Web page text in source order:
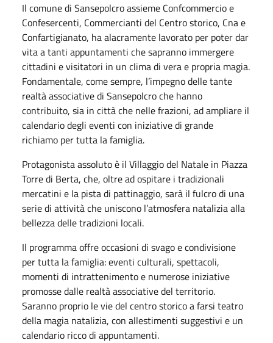
Il comune di Sansepolcro assieme Confcommercio e
Confesercenti, Commercianti del Centro storico, Cna e
Confartigianato, ha alacramente lavorato per poter dar
vita a tanti appuntamenti che sapranno immergere
cittadini e visitatori in un clima di vera e propria magia.
Fondamentale, come sempre, l’impegno delle tante
realtà associative di Sansepolcro che hanno
contribuito, sia in città che nelle frazioni, ad ampliare il
calendario degli eventi con iniziative di grande
richiamo per tutta la famiglia.
Protagonista assoluto è il Villaggio del Natale in Piazza
Torre di Berta, che, oltre ad ospitare i tradizionali
mercatini e la pista di pattinaggio, sarà il fulcro di una
serie di attività che uniscono l’atmosfera natalizia alla
bellezza delle tradizioni locali.
Il programma offre occasioni di svago e condivisione
per tutta la famiglia: eventi culturali, spettacoli,
momenti di intrattenimento e numerose iniziative
promosse dalle realtà associative del territorio.
Saranno proprio le vie del centro storico a farsi teatro
della magia natalizia, con allestimenti suggestivi e un
calendario ricco di appuntamenti.